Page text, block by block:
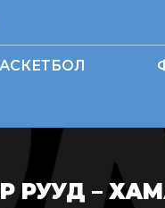
РУУД –